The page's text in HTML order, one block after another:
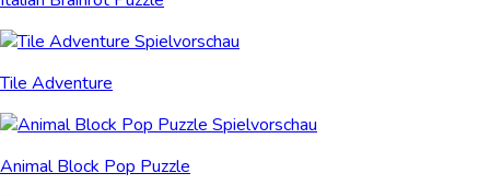
Tile Adventure
Animal Block Pop Puzzle